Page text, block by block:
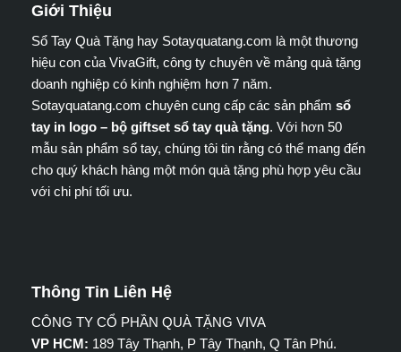
Giới Thiệu
Sổ Tay Quà Tặng hay Sotayquatang.com là một thương
hiệu con của VivaGift, công ty chuyên về mảng quà tặng
doanh nghiệp có kinh nghiệm hơn 7 năm.
Sotayquatang.com chuyên cung cấp các sản phẩm sổ
tay in logo – bộ giftset sổ tay quà tặng. Với hơn 50
mẫu sản phẩm sổ tay, chúng tôi tin rằng có thể mang đến
cho quý khách hàng một món quà tặng phù hợp yêu cầu
với chi phí tối ưu.
Thông Tin Liên Hệ
CÔNG TY CỔ PHẦN QUÀ TẶNG VIVA
VP HCM: 189 Tây Thạnh, P Tây Thạnh, Q Tân Phú.